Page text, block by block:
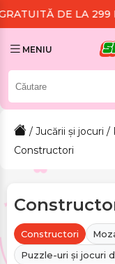
LEI CADOURI
MENIU
/ Jucării și jocuri /
Constructori
Constructori
Puzzle-uri și jocuri